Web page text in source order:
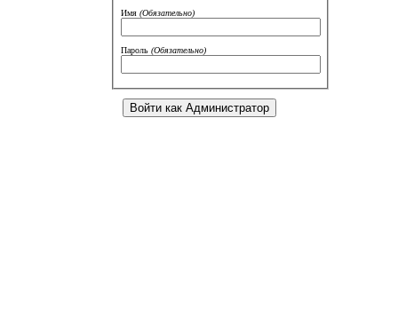
Имя (Обязательно)
Пароль (Обязательно)